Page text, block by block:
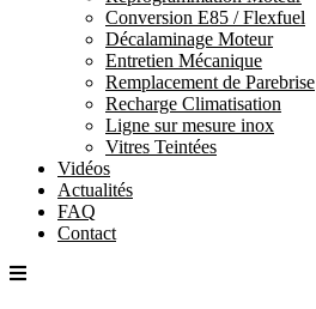
Conversion E85 / Flexfuel
Décalaminage Moteur
Entretien Mécanique
Remplacement de Parebrise
Recharge Climatisation
Ligne sur mesure inox
Vitres Teintées
Vidéos
Actualités
FAQ
Contact